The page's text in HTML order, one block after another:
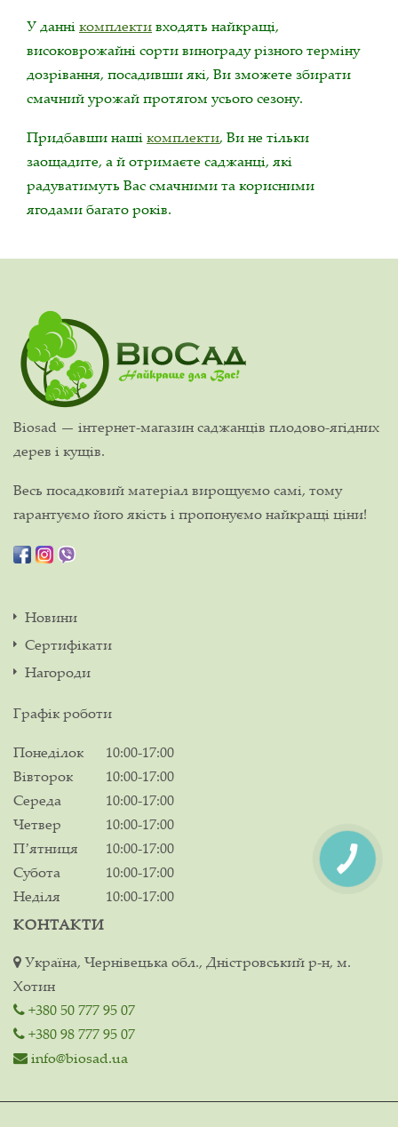
У даннікомплективходять найкращі,
високоврожайні сорти винограду різного терміну
дозрівання, посадивши які, Ви зможете збирати
смачний урожай протягом усього сезону.
Придбавши нашікомплекти, Ви не тільки
заощадите, а й отримаєте саджанці, які
радуватимуть Вас смачними та корисними
ягодами багато років.
Biosad — інтернет-магазин саджанців плодово-ягідних
дерев і кущів.
Весь посадковий матеріал вирощуємо самі, тому
гарантуємо його якість і пропонуємо найкращі ціни!
Новини
Сертифікати
Нагороди
Графік роботи
Понеділок
10:00-17:00
Вівторок
10:00-17:00
Середа
10:00-17:00
Четвер
10:00-17:00
Пʼятниця
10:00-17:00
Субота
10:00-17:00
Неділя
10:00-17:00
КОНТАКТИ
Україна, Чернівецька обл., Дністровський р-н, м.
Хотин
+380 50 777 95 07
+380 98 777 95 07
info@biosad.ua